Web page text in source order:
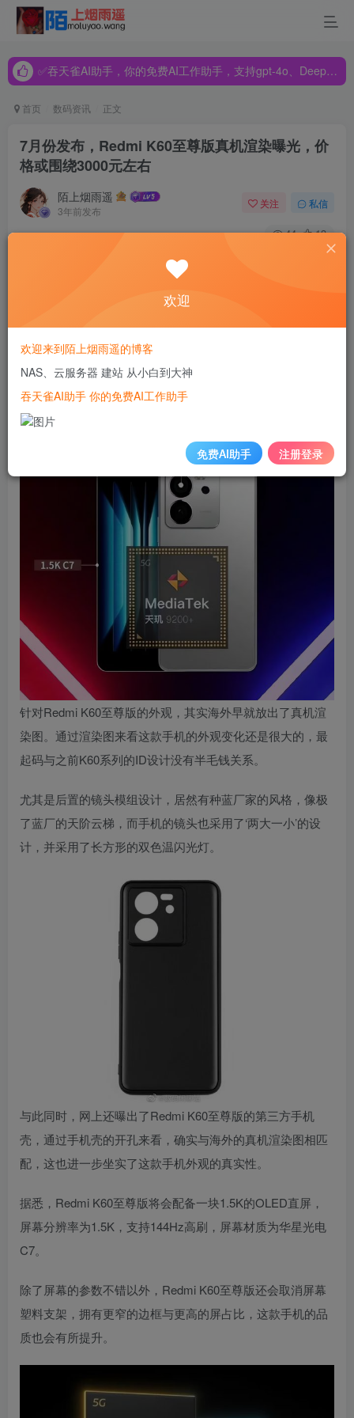
✅吞天雀AI助手，你的免费AI工作助手，支持gpt-4o、DeepSeek、Claude🔥🔥🔥🔥
✅吞天雀AI助手，你的免费AI工作助手，支持gpt-4o、DeepSeek、Claude🔥🔥🔥🔥
首页 数码资讯 正文
7月份发布，Redmi K60至尊版真机渲染曝光，价
格或围绕3000元左右
陌上烟雨遥
3年前发布
关注 私信
44 13
随着7月的到来，手机行业的消息也慢慢多了起来，目前已知
无独有偶，最近网上突然有了Redmi K60至尊版的消息，而
且有知情人士表示这款手机的发布日期也在7月，就是具体是
哪天目前不得而知。
针对Redmi K60至尊版的外观，其实海外早就放出了真机渲
染图。通过渲染图来看这款手机的外观变化还是很大的，最
起码与之前K60系列的ID设计没有半毛钱关系。
尤其是后置的镜头模组设计，居然有种蓝厂家的风格，像极
了蓝厂的天阶云梯，而手机的镜头也采用了‘两大一小’的设
计，并采用了长方形的双色温闪光灯。
与此同时，网上还曝出了Redmi K60至尊版的第三方手机
壳，通过手机壳的开孔来看，确实与海外的真机渲染图相匹
配，这也进一步坐实了这款手机外观的真实性。
据悉，Redmi K60至尊版将会配备一块1.5K的OLED直屏，
屏幕分辨率为1.5K，支持144Hz高刷，屏幕材质为华星光电
C7。
除了屏幕的参数不错以外，Redmi K60至尊版还会取消屏幕
塑料支架，拥有更窄的边框与更高的屏占比，这款手机的品
质也会有所提升。
欢迎
欢迎来到陌上烟雨遥的博客
NAS、云服务器 建站 从小白到大神
吞天雀AI助手 你的免费AI工作助手
免费AI助手 注册登录